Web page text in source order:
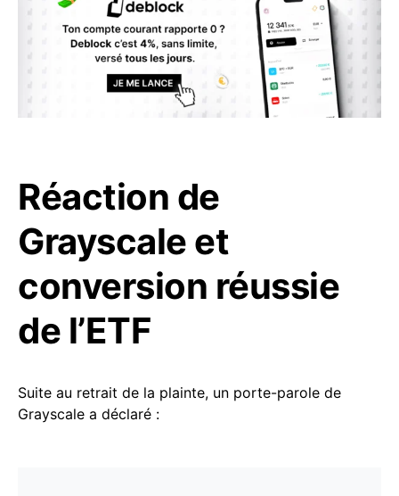
Réaction de
Grayscale et
conversion réussie
de l’ETF
Suite au retrait de la plainte, un porte-parole de
Grayscale a déclaré :